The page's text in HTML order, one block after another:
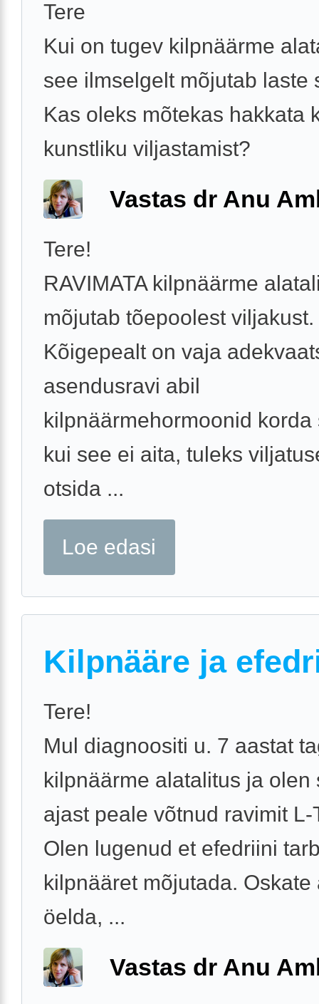
Tere
Kui on tugev kilpnäärme
see ilmselgelt mõjutab laste
Kas oleks mõtekas hakkata
kunstliku viljastamist?
Vastas dr Anu
Tere!
RAVIMATA kilpnäärme
mõjutab tõepoolest viljakust.
Kõigepealt on vaja
asendusravi abil
kilpnäärmehormoonid korda
kui see ei aita, tuleks
otsida ...
Loe edasi
Kilpnääre ja
Tere!
Mul diagnoositi u. 7 aastat
kilpnäärme alatalitus ja olen
ajast peale võtnud ravimit L-
Olen lugenud et efedriini
kilpnääret mõjutada. Oskate
öelda, ...
Vastas dr Anu